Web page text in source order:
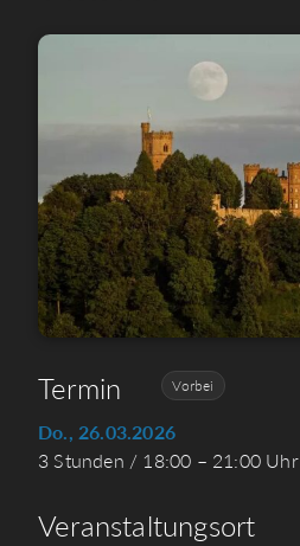
Termin Vorbei
Do., 26.03.2026
3 Stunden / 18:00 – 21:00 Uhr
Veranstaltungsort